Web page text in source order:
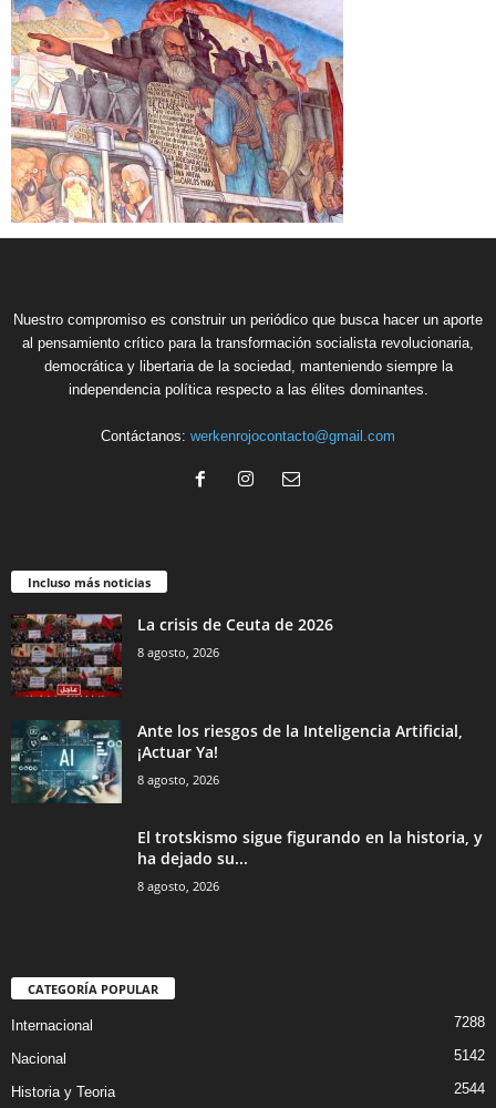
Nuestro compromiso es construir un periódico que busca hacer un aporte
al pensamiento crítico para la transformación socialista revolucionaria,
democrática y libertaria de la sociedad, manteniendo siempre la
independencia política respecto a las élites dominantes.
Contáctanos: werkenrojocontacto@gmail.com
Incluso más noticias
La crisis de Ceuta de 2026
8 agosto, 2026
Ante los riesgos de la Inteligencia Artificial,
¡Actuar Ya!
8 agosto, 2026
El trotskismo sigue figurando en la historia, y
ha dejado su...
8 agosto, 2026
CATEGORÍA POPULAR
Internacional 7288
Nacional 5142
Historia y Teoria 2544